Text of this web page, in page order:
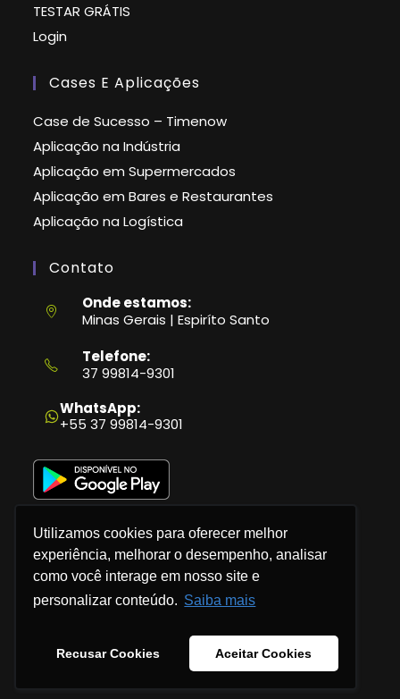
Utilizamos cookies para oferecer melhor
experiência, melhorar o desempenho, analisar
como você interage em nosso site e
personalizar conteúdo. Saiba mais
Recusar Cookies Aceitar Cookies
TESTAR GRÁTIS
Login
Cases E Aplicações
Case de Sucesso – Timenow
Aplicação na Indústria
Aplicação em Supermercados
Aplicação em Bares e Restaurantes
Aplicação na Logística
Contato
Onde estamos:
Minas Gerais | Espiríto Santo
Telefone:
37 99814-9301
em
seu
aplicativo
WhatsApp:
+55 37 99814-9301
Política de Privacidade